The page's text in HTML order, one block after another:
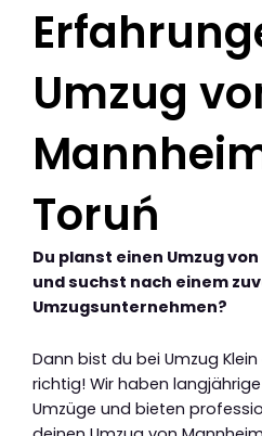
Umzug
Toruń
Du planst einen Umzug
und suchst nach einem
Umzugsunternehmen?
Dann bist du bei Umzug
richtig! Wir haben
Umzüge und bieten